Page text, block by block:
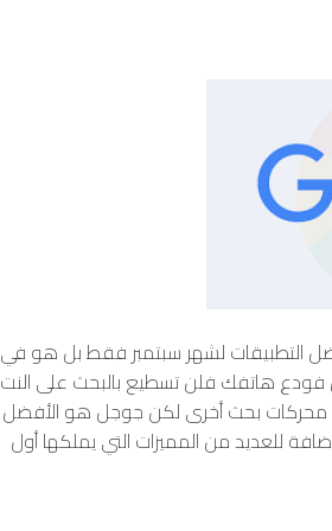
التطبيقات لشهر سبتمبر فقط بل هو في
هاتفك فلن تسطيع بالبحث على النت
بحث أخرى لكن جوجل هو الأفضل
للعديد من المميزات التي يملكها أول